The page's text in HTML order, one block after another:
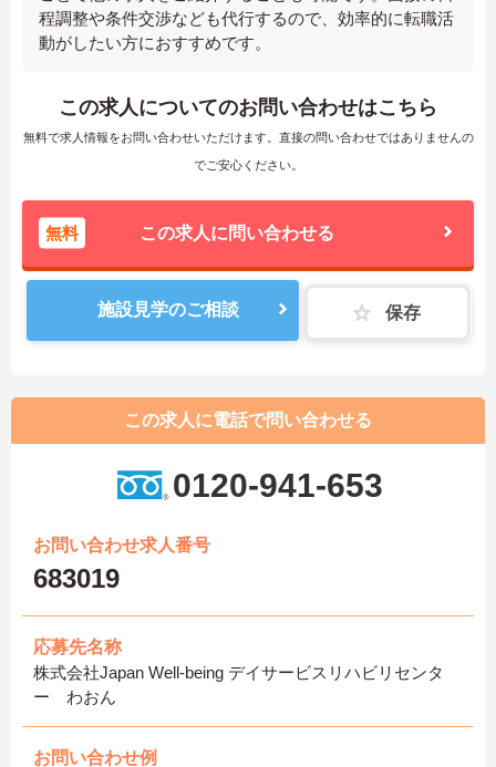
程調整や条件交渉なども代行するので、効率的に転職活
動がしたい方におすすめです。
この求人についてのお問い合わせはこちら
無料で求人情報をお問い合わせいただけます。直接の問い合わせではありませんの
でご安心ください。
無料 この求人に問い合わせる
施設見学のご相談 保存
この求人に電話で問い合わせる
0120-941-653
お問い合わせ求人番号
683019
応募先名称
株式会社Japan Well-being デイサービスリハビリセンタ
ー わおん
お問い合わせ例